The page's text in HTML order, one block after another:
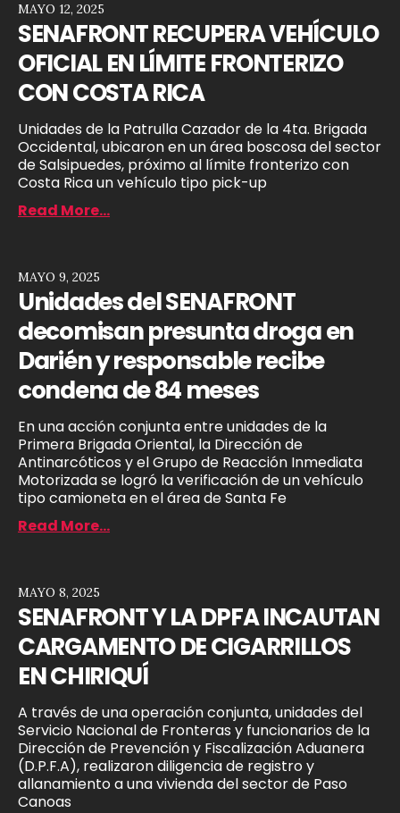
SENAFRONT RECUPERA VEHÍCULO
OFICIAL EN LÍMITE FRONTERIZO
CON COSTA RICA
Unidades de la Patrulla Cazador de la 4ta. Brigada
Occidental, ubicaron en un área boscosa del sector
de Salsipuedes, próximo al límite fronterizo con
Costa Rica un vehículo tipo pick-up
MAYO 12, 2025
Read More...
Unidades del SENAFRONT
decomisan presunta droga en
Darién y responsable recibe
condena de 84 meses
En una acción conjunta entre unidades de la
Primera Brigada Oriental, la Dirección de
Antinarcóticos y el Grupo de Reacción Inmediata
Motorizada se logró la verificación de un vehículo
tipo camioneta en el área de Santa Fe
MAYO 9, 2025
Read More...
SENAFRONT Y LA DPFA INCAUTAN
CARGAMENTO DE CIGARRILLOS
EN CHIRIQUÍ
A través de una operación conjunta, unidades del
Servicio Nacional de Fronteras y funcionarios de la
Dirección de Prevención y Fiscalización Aduanera
(D.P.F.A), realizaron diligencia de registro y
allanamiento a una vivienda del sector de Paso
Canoas
MAYO 8, 2025